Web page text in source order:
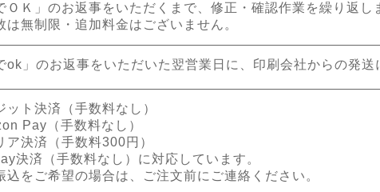
ＯＫ」のお返事をいただくまで、修正・確認作業を繰り返し
は無制限・追加料金はございません。
ok」のお返事をいただいた翌営業日に、印刷会社からの発送
ット決済（手数料なし）
Pay（手数料なし）
ア決済（手数料300円）
決済（手数料なし）に対応しています。
をご希望の場合は、ご注文前にご連絡ください。